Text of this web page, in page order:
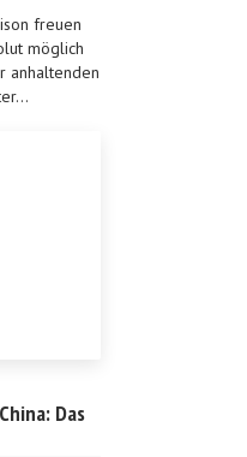
freuen
möglich
anhaltenden
Das